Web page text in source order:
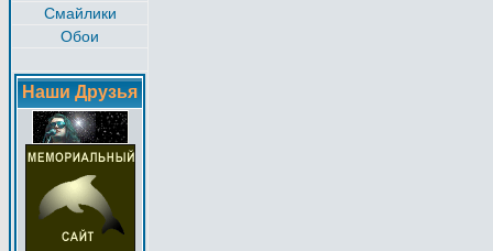
Смайлики
Обои
Наши Друзья